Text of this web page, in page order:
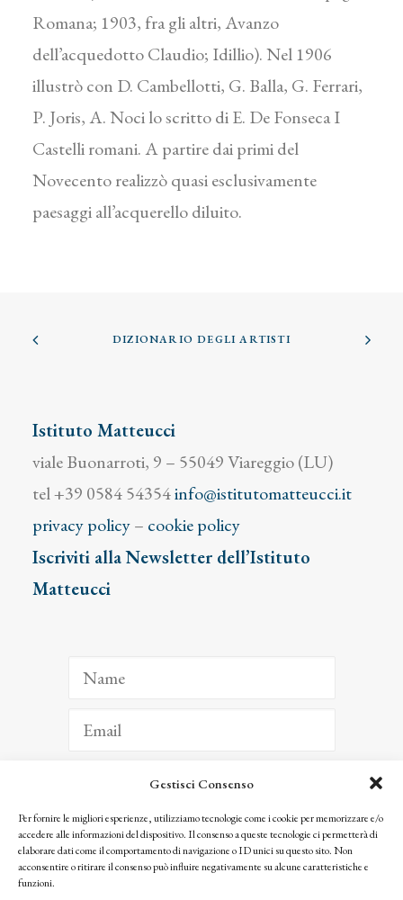
Gestisci Consenso
Per fornire le migliori esperienze, utilizziamo tecnologie come i cookie per memorizzare e/o
accedere alle informazioni del dispositivo. Il consenso a queste tecnologie ci permetterà di
elaborare dati come il comportamento di navigazione o ID unici su questo sito. Non
acconsentire o ritirare il consenso può influire negativamente su alcune caratteristiche e
funzioni.
Romana; 1903, fra gli altri, Avanzo
dell’acquedotto Claudio; Idillio). Nel 1906
illustrò con D. Cambellotti, G. Balla, G. Ferrari,
P. Joris, A. Noci lo scritto di E. De Fonseca I
Castelli romani. A partire dai primi del
Novecento realizzò quasi esclusivamente
paesaggi all’acquerello diluito.
DIZIONARIO DEGLI ARTISTI
Istituto Matteucci
viale Buonarroti, 9 – 55049 Viareggio (LU)
tel +39 0584 54354info@istitutomatteucci.it
privacy policy– cookie policy
Iscriviti alla Newsletter dell’Istituto
Matteucci
ISCRIVITI
Facendo clic per iscriverti, riconosci che le tue informazioni saranno trattate
seguendo la nostra Privacy Policy
© 2025 Istituto Matteucci. All right reserved